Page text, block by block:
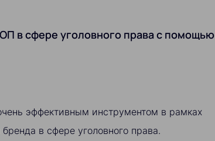
в сфере уголовного права с помощью
эффективным инструментом в рамках
в сфере уголовного права.